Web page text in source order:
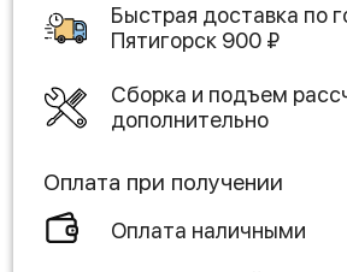
Быстрая доставка по
Пятигорск 900 ₽
Сборка и подъем
дополнительно
Оплата при получении
Оплата наличными